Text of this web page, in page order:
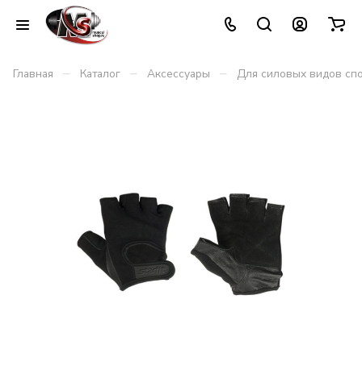
Главная – Каталог – Аксессуары – Для силовых видов